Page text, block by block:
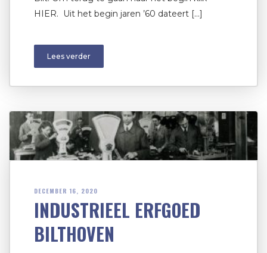
HIER. Uit het begin jaren ’60 dateert […]
Lees verder
DECEMBER 16, 2020
INDUSTRIEEL ERFGOED
BILTHOVEN